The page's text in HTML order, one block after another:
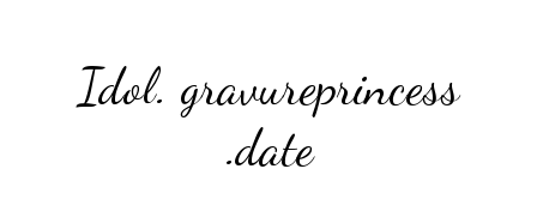
Idol. gravureprincess
.date